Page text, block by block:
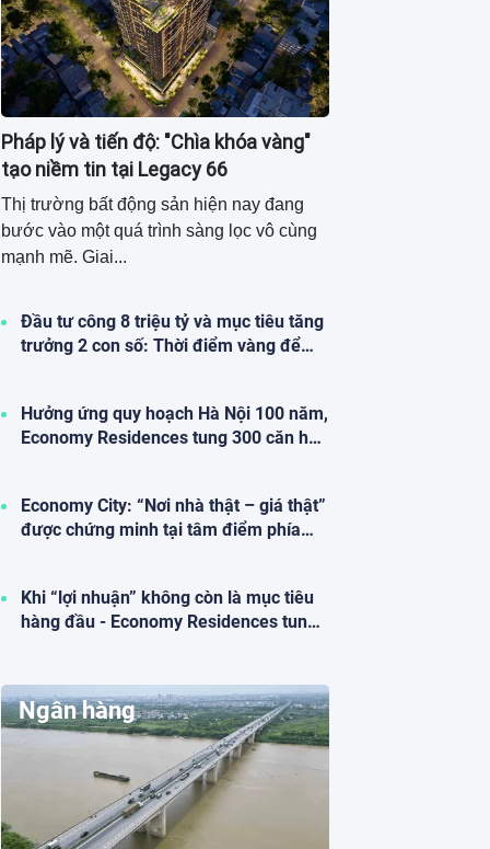
Pháp lý và tiến độ: "Chìa khóa vàng"
tạo niềm tin tại Legacy 66
Thị trường bất động sản hiện nay đang
bước vào một quá trình sàng lọc vô cùng
mạnh mẽ. Giai...
Đầu tư công 8 triệu tỷ và mục tiêu tăng
trưởng 2 con số: Thời điểm vàng để
Hưởng ứng quy hoạch Hà Nội 100 năm,
Economy Residences tung 300 căn hộ
Economy City: “Nơi nhà thật – giá thật”
được chứng minh tại tâm điểm phía
Khi “lợi nhuận” không còn là mục tiêu
hàng đầu - Economy Residences tung
bằng “một nửa thị trường”
Ngân hàng